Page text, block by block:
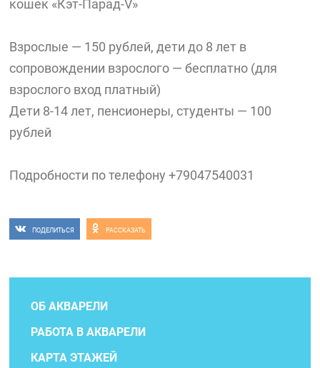
кошек «Кэт-Парад-V»
Взрослые — 150 рублей, дети до 8 лет в
сопровождении взрослого — бесплатно (для
взрослого вход платный)
Дети 8-14 лет, пенсионеры, студенты — 100
рублей
Подробности по телефону +79047540031
ПОДЕЛИТЬСЯ РАССКАЗАТЬ
ОБ АКВАРЕЛИ
РАБОТА В АКВАРЕЛИ
КАРТА ЭТАЖЕЙ